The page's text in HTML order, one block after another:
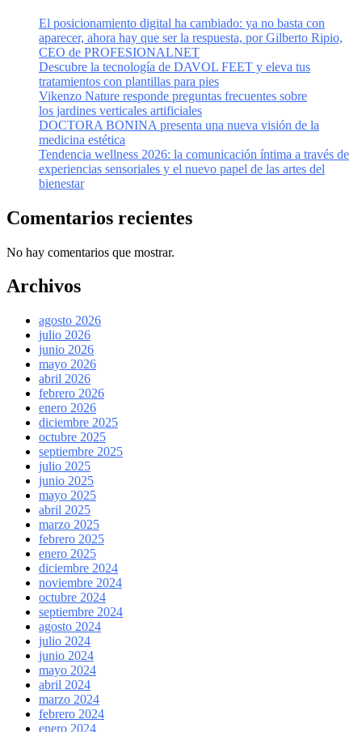
El posicionamiento digital ha cambiado: ya no basta con
aparecer, ahora hay que ser la respuesta, por Gilberto Ripio,
CEO de PROFESIONALNET
Descubre la tecnología de DAVOL FEET y eleva tus
tratamientos con plantillas para pies
Vikenzo Nature responde preguntas frecuentes sobre
los jardines verticales artificiales
DOCTORA BONINA presenta una nueva visión de la
medicina estética
Tendencia wellness 2026: la comunicación íntima a través de
experiencias sensoriales y el nuevo papel de las artes del
bienestar
Comentarios recientes
No hay comentarios que mostrar.
Archivos
agosto 2026
julio 2026
junio 2026
mayo 2026
abril 2026
febrero 2026
enero 2026
diciembre 2025
octubre 2025
septiembre 2025
julio 2025
junio 2025
mayo 2025
abril 2025
marzo 2025
febrero 2025
enero 2025
diciembre 2024
noviembre 2024
octubre 2024
septiembre 2024
agosto 2024
julio 2024
junio 2024
mayo 2024
abril 2024
marzo 2024
febrero 2024
enero 2024